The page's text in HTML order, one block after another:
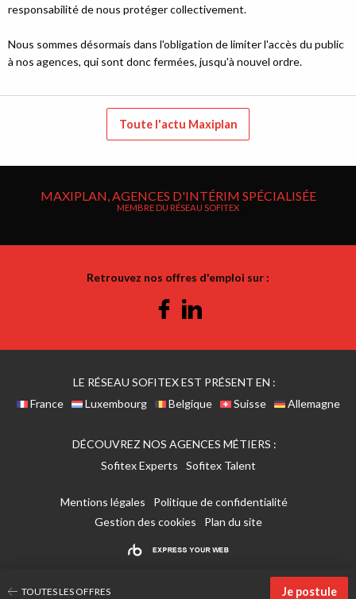
TOUTES LES OFFRES Je postule
responsabilité de nous protéger collectivement.
Nous sommes désormais dans l'obligation de limiter l'accès du public
à nos agences, qui sont donc fermées, jusqu'à nouvel ordre.
Toute l'actu Maxiplan
MAXIPLAN, AGENCES D'INTÉRIM SPÉCIALISÉE
MEMBRE DU RÉSEAU SOFITEX
Retrouvez nos offres d'emploi sur :
Facebook
LE RÉSEAU SOFITEX EST PRÉSENT EN :
France
Luxembourg Belgique Suisse Allemagne
DÉCOUVREZ NOS AGENCES MÉTIERS :
Sofitex Experts
Sofitex Talent
Mentions légales
Politique de confidentialité
Gestion des cookies
Plan du site